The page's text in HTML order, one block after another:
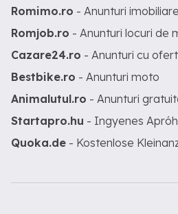
Romimo.ro - Anunturi imobiliare
Romjob.ro - Anunturi locuri de
Cazare24.ro - Anunturi cu
Bestbike.ro - Anunturi moto
Animalutul.ro - Anunturi
Startapro.hu - Ingyenes
Quoka.de - Kostenlose